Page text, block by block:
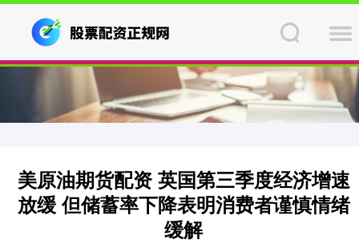
美原油期货配资 英国第三季度经济增速
放缓 但储蓄率下降表明消费者谨慎情绪
缓解